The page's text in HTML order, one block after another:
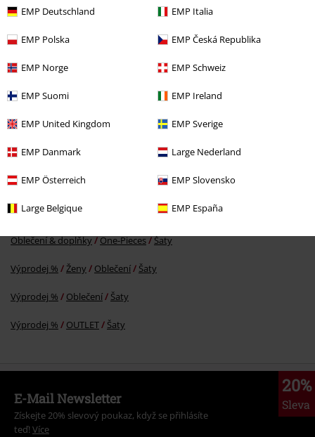
EMP Deutschland EMP Italia
EMP Polska EMP Česká Republika
EMP Norge EMP Schweiz
EMP Suomi EMP Ireland
EMP United Kingdom EMP Sverige
EMP Danmark Large Nederland
EMP Österreich EMP Slovensko
Large Belgique EMP España
Kč 819,00
Oblečení Šaty Midi šaty
Oblečení & doplňky One-Pieces Šaty
Výprodej % Ženy Oblečení Šaty
Výprodej % Oblečení Šaty
Výprodej % OUTLET Šaty
20%
Sleva
E-Mail Newsletter
Získejte 20% slevový poukaz, když se přihlásíte
teď! Více